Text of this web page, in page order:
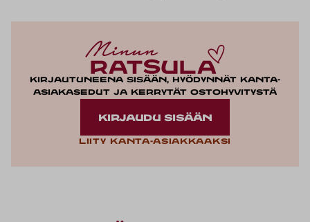
Kirjautuneena sisään, hyödynnät kanta-
asiakasedut ja kerrytät ostohyvitystä
KIRJAUDU SISÄÄN
Liity kanta-asiakkaaksi